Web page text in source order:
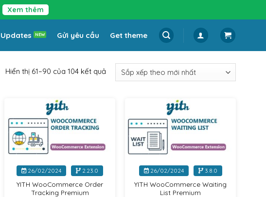
Xem thêm
Updates Gửi yêu cầu Get theme
Hiển thị 61–90 của 104 kết quả
sắp
+
26/02/2024 2.23.0
YITH WooCommerce Order
Tracking Premium
26/02/2024 3.8.0
YITH WooCommerce Waiting
List Premium